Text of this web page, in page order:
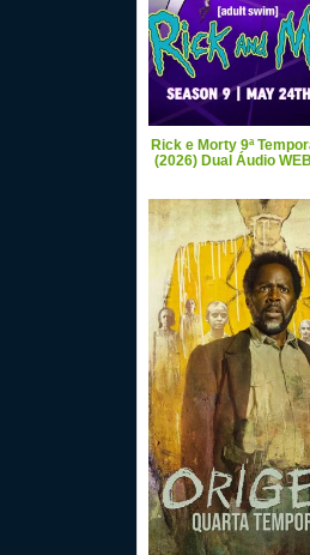
Rick e Morty 9ª
(2026) Dual Áudio